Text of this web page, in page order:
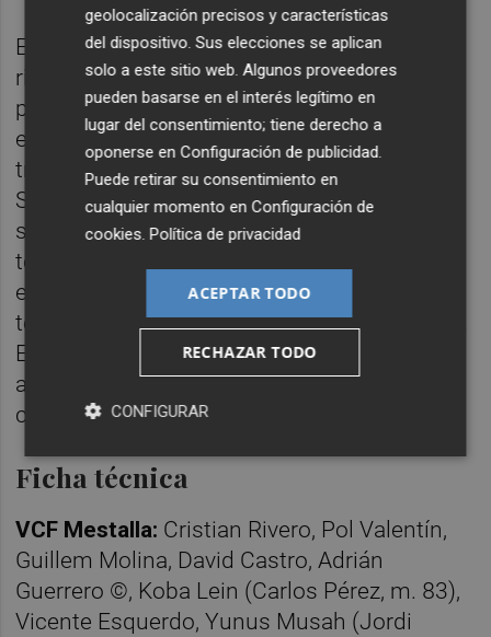
El VCF Mestalla insistía e insistía ante un
rival que se atrincheró atrás sin mayor
problema. Y fue Jordi Escobar el que hizo
explotar Puchades con un gol de habilidad
tras perfecto servicio entre líneas de Jordi
Sánchez. Era el 1-1 en el minuto 79 y el cielo
se abrió en Paterna. Todo era posible
todavía. El tramo decisivo resultó muy
emocionante. Nadie quería perder lo que
tenía, pero el filial era el que más lo buscaba.
El descuento fue intenso, con los jugadores
agotados por el esfuerzo. Sin embargo, el
choque acabó en tablas.
Ficha técnica
VCF Mestalla: Cristian Rivero, Pol Valentín,
Guillem Molina, David Castro, Adrián
Guerrero ©, Koba Lein (Carlos Pérez, m. 83),
Vicente Esquerdo, Yunus Musah (Jordi
geolocalización precisos y características
del dispositivo. Sus elecciones se aplican
solo a este sitio web. Algunos proveedores
pueden basarse en el interés legítimo en
lugar del consentimiento; tiene derecho a
oponerse enConfiguración de publicidad.
Puede retirar su consentimiento en
cualquier momento enConfiguración de
cookies.Política de privacidad
ACEPTAR TODO
RECHAZAR TODO
CONFIGURAR